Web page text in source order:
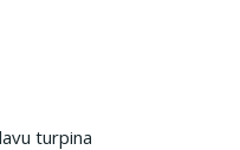
turpina